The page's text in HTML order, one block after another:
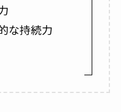
な持続力